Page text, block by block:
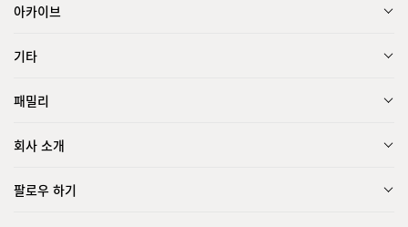
아카이브
기타
패밀리
회사 소개
팔로우 하기